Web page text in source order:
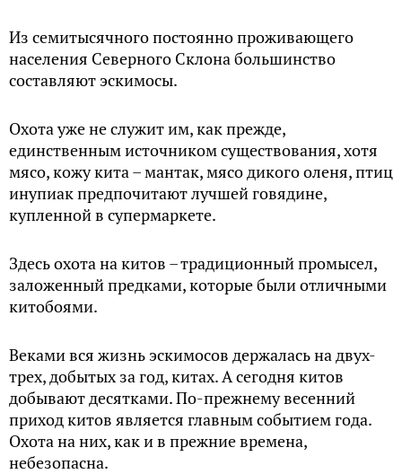
Из семитысячного постоянно проживающего
населения Северного Склона большинство
составляют эскимосы.
Охота уже не служит им, как прежде,
единственным источником существования, хотя
мясо, кожу кита – мантак, мясо дикого оленя, птиц
инупиак предпочитают лучшей говядине,
купленной в супермаркете.
Здесь охота на китов – традиционный промысел,
заложенный предками, которые были отличными
китобоями.
Веками вся жизнь эскимосов держалась на двух-
трех, добытых за год, китах. А сегодня китов
добывают десятками. По-прежнему весенний
приход китов является главным событием года.
Охота на них, как и в прежние времена,
небезопасна.